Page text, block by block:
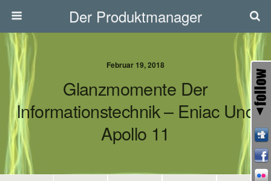
Der Produktmanager
Februar 19, 2018
Glanzmomente Der
Informationstechnik – Eniac Und
Apollo 11